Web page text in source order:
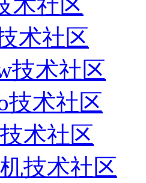
术社区
技术社区
技术社区
术社区
技术社区